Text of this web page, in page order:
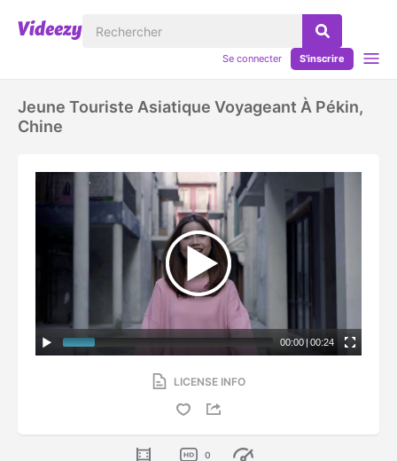
Se connecter S'inscrire
Jeune Touriste Asiatique Voyageant À Pékin,
Chine
00:00 | 00:24
LICENSE INFO
0